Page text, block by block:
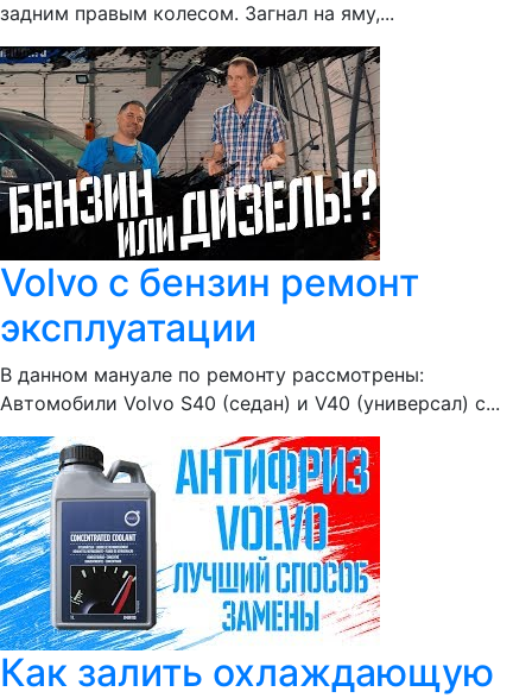
задним правым колесом. Загнал на яму,...
Volvo c бензин ремонт
эксплуатации
В данном мануале по ремонту рассмотрены:
Автомобили Volvo S40 (седан) и V40 (универсал) с...
Как залить охлаждающую